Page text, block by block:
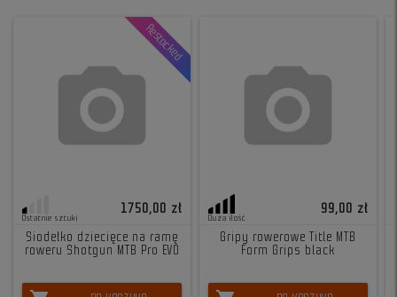
Restocked
Ostatnie sztuki
1750,00 zł
Siodełko dziecięce na ramę
roweru Shotgun MTB Pro EVO
Duża ilość
99,00 zł
Gripy rowerowe Title MTB
Form Grips black